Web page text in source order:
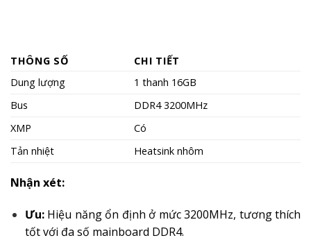
THÔNG SỐ
CHI TIẾT
Dung lượng
1 thanh 16GB
Bus
DDR4 3200MHz
XMP
Có
Tản nhiệt
Heatsink nhôm
Nhận xét:
Ưu:Hiệu năng ổn định ở mức 3200MHz, tương thích
tốt với đa số mainboard DDR4.